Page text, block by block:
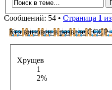
Сообщений: 54 • Страница 1 из
Кто виновен в развале СССР
Хрущев
1
2%